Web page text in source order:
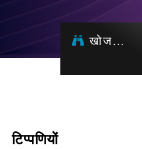
खोज…
टिप्पणियों